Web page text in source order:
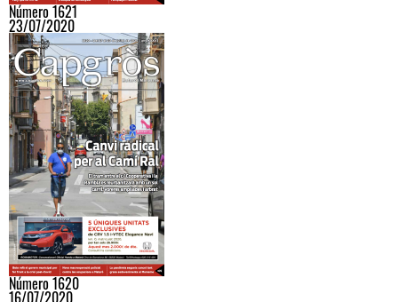
Número 1621
23/07/2020
Número 1620
16/07/2020